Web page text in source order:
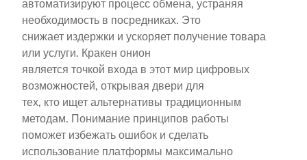
автоматизируют процесс обмена, устраняя
необходимость в посредниках. Это
снижает издержки и ускоряет получение товара
или услуги. Кракен онион
является точкой входа в этот мир цифровых
возможностей, открывая двери для
тех, кто ищет альтернативы традиционным
методам. Понимание принципов работы
поможет избежать ошибок и сделать
использование платформы максимально